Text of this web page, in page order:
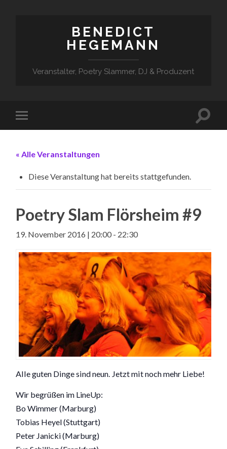
BENEDICT
HEGEMANN
Veranstalter, Poetry Slammer, DJ & Produzent
« Alle Veranstaltungen
Diese Veranstaltung hat bereits stattgefunden.
Poetry Slam Flörsheim #9
19. November 2016 | 20:00 - 22:30
Alle guten Dinge sind neun. Jetzt mit noch mehr Liebe!
Wir begrüßen im LineUp:
Bo Wimmer (Marburg)
Tobias Heyel (Stuttgart)
Peter Janicki (Marburg)